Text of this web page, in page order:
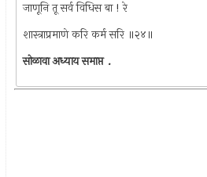
जाणूनि तू सर्व विधिस बा ! रे
शास्त्राप्रमाणे करि कर्म सरि ॥२४॥
सोळावा अध्याय समाप्त .